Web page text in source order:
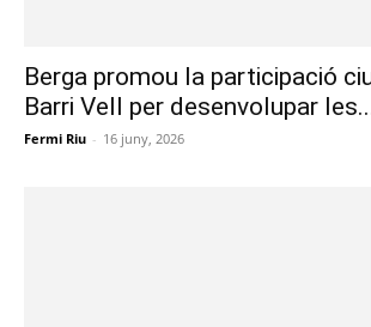
Berga promou la participació
Barri Vell per desenvolupar
Fermi Riu - 16 juny, 2026